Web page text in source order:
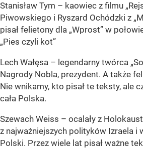
Stanisław Tym – kaowiec z filmu
Piwowskiego i Ryszard Ochódzki z
pisał felietony dla „Wprost” w
„Pies czyli kot”
Lech Wałęsa – legendarny twórca
Nagrody Nobla, prezydent. A także
Nie wnikamy, kto pisał te teksty, ale
cała Polska.
Szewach Weiss – ocalały z
z najważniejszych polityków Izraela i
Polski. Przez wiele lat pisał ważne